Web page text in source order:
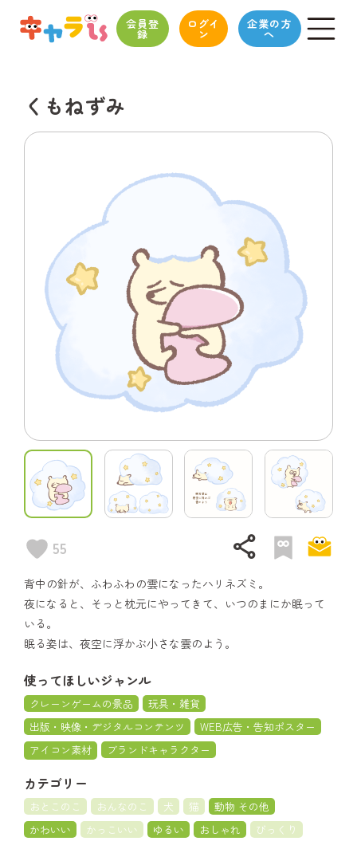
会員登
録
ログイ
ン
企業の方
へ
くもねずみ
55 share
背中の針が、ふわふわの雲になったハリネズミ。
夜になると、そっと枕元にやってきて、いつのまにか眠って
いる。
眠る姿は、夜空に浮かぶ小さな雲のよう。
使ってほしいジャンル
クレーンゲームの景品
玩具・雑貨
出版・映像・デジタルコンテンツ
WEB広告・告知ポスター
アイコン素材
ブランドキャラクター
カテゴリー
おとこのこ おんなのこ 犬 猫
動物 その他
かわいい
かっこいい ゆるい おしゃれ
びっくり